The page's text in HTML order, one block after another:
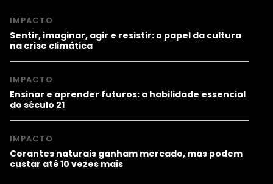
IMPACTO
Sentir, imaginar, agir e resistir: o papel da cultura
na crise climática
IMPACTO
Ensinar e aprender futuros: a habilidade essencial
do século 21
IMPACTO
Corantes naturais ganham mercado, mas podem
custar até 10 vezes mais